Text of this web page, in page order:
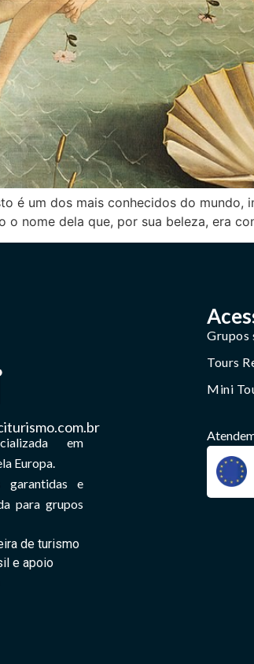
é um dos mais conhecidos do
o nome dela que, por sua beleza, era
em
Europa.
garantidas e
para grupos
de turismo
e apoio
Grupos
Tours
Mini